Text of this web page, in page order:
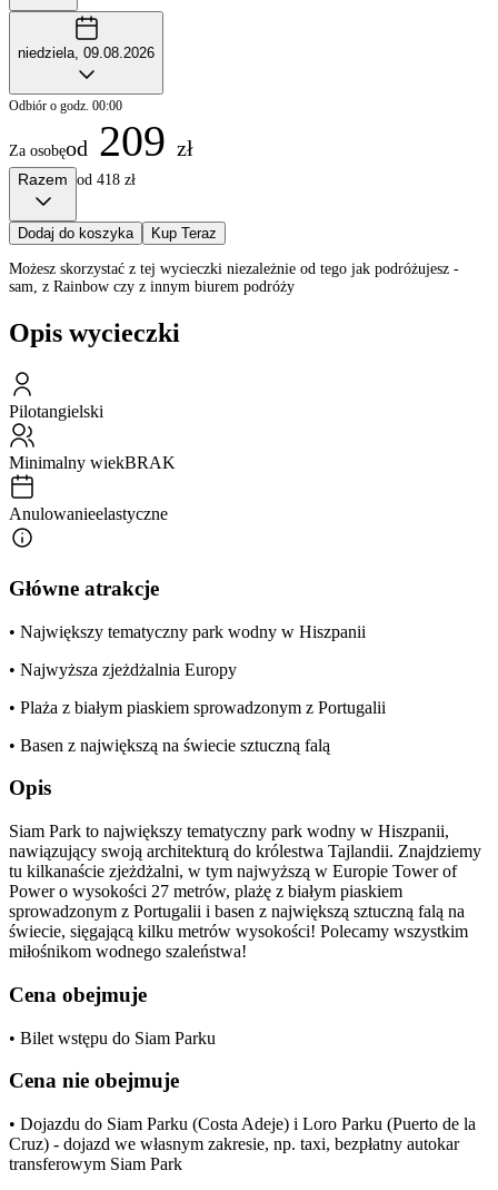
niedziela, 09.08.2026
Odbiór o godz. 00:00
Za osobęod 209 zł
Razem od 418 zł
Dodaj do koszyka Kup Teraz
Możesz skorzystać z tej wycieczki niezależnie od tego jak podróżujesz -
sam, z Rainbow czy z innym biurem podróży
Opis wycieczki
Pilotangielski
Minimalny wiekBRAK
Anulowanieelastyczne
Główne atrakcje
• Największy tematyczny park wodny w Hiszpanii
• Najwyższa zjeżdżalnia Europy
• Plaża z białym piaskiem sprowadzonym z Portugalii
• Basen z największą na świecie sztuczną falą
Opis
Siam Park to największy tematyczny park wodny w Hiszpanii,
nawiązujący swoją architekturą do królestwa Tajlandii. Znajdziemy
tu kilkanaście zjeżdżalni, w tym najwyższą w Europie Tower of
Power o wysokości 27 metrów, plażę z białym piaskiem
sprowadzonym z Portugalii i basen z największą sztuczną falą na
świecie, sięgającą kilku metrów wysokości! Polecamy wszystkim
miłośnikom wodnego szaleństwa!
Cena obejmuje
• Bilet wstępu do Siam Parku
Cena nie obejmuje
• Dojazdu do Siam Parku (Costa Adeje) i Loro Parku (Puerto de la
Cruz) - dojazd we własnym zakresie, np. taxi, bezpłatny autokar
transferowym Siam Park